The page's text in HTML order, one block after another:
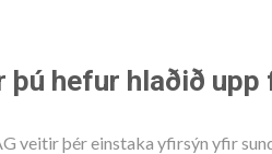
þú hefur hlaðið
veitir þér einstaka yfirsýn yfir